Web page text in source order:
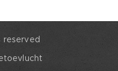
reserved